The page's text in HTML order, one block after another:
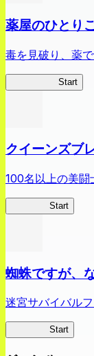
薬屋のひとり
毒を見破り、薬
Start
クイーンズブ
100名以上の美闘
Start
蜘蛛ですが、
迷宮サバイバル
Start